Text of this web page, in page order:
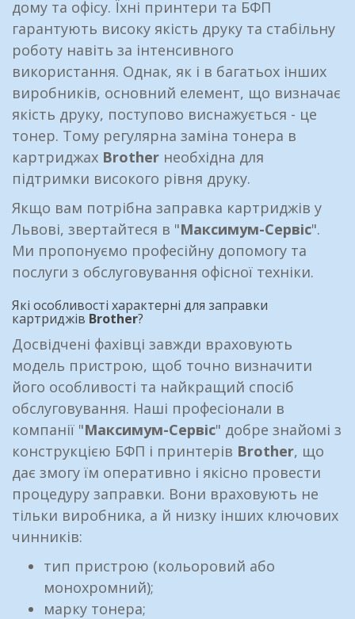
дому та офісу. Їхні принтери та БФП
гарантують високу якість друку та стабільну
роботу навіть за інтенсивного
використання. Однак, як і в багатьох інших
виробників, основний елемент, що визначає
якість друку, поступово виснажується - це
тонер. Тому регулярна заміна тонера в
картриджах Brother необхідна для
підтримки високого рівня друку.
Якщо вам потрібна заправка картриджів у
Львові, звертайтеся в "Максимум-Сервіс".
Ми пропонуємо професійну допомогу та
послуги з обслуговування офісної техніки.
Які особливості характерні для заправки
картриджів Brother?
Досвідчені фахівці завжди враховують
модель пристрою, щоб точно визначити
його особливості та найкращий спосіб
обслуговування. Наші професіонали в
компанії "Максимум-Сервіс" добре знайомі з
конструкцією БФП і принтерів Brother, що
дає змогу їм оперативно і якісно провести
процедуру заправки. Вони враховують не
тільки виробника, а й низку інших ключових
чинників:
тип пристрою (кольоровий або
монохромний);
марку тонера;